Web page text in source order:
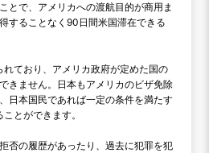
とで、アメリカへの渡航目的が商用ま
することなく90日間米国滞在できる
れており、アメリカ政府が定めた国の
きません。日本もアメリカのビザ免除
日本国民であれば一定の条件を満たす
とができます。
否の履歴があったり、過去に犯罪を犯